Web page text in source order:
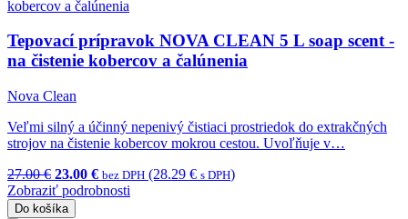
Tepovací prípravok NOVA CLEAN 5 L soap scent -
na čistenie kobercov a čalúnenia
Nova Clean
Veľmi silný a účinný nepenivý čistiaci prostriedok do extrakčných
strojov na čistenie kobercov mokrou cestou. Uvoľňuje v…
27.00 € 23.00 € bez DPH (28.29 € s DPH)
Zobraziť podrobnosti
Do košíka